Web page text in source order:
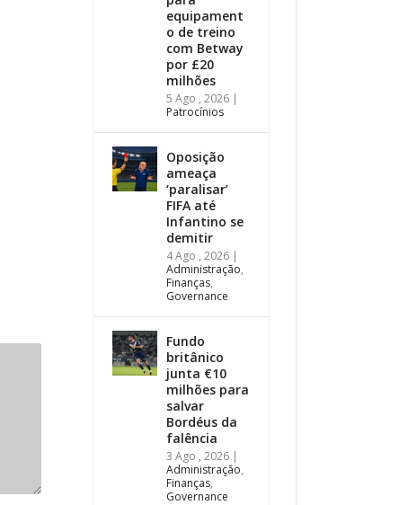
equipament
o de treino
com Betway
por £20
milhões
5 Ago , 2026 |
Patrocínios
Oposição
ameaça
‘paralisar’
FIFA até
Infantino se
demitir
4 Ago , 2026 |
Administração,
Finanças,
Governance
Fundo
britânico
junta €10
milhões para
salvar
Bordéus da
falência
3 Ago , 2026 |
Administração,
Finanças,
Governance